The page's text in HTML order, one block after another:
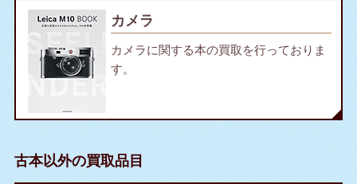
カメラ
カメラに関する本の買取を行っておりま
す。
古本以外の買取品目